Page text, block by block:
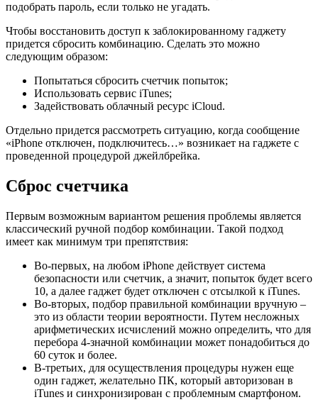
подобрать пароль, если только не угадать.
Чтобы восстановить доступ к заблокированному гаджету
придется сбросить комбинацию. Сделать это можно
следующим образом:
Попытаться сбросить счетчик попыток;
Использовать сервис iTunes;
Задействовать облачный ресурс iCloud.
Отдельно придется рассмотреть ситуацию, когда сообщение
«iPhone отключен, подключитесь…» возникает на гаджете с
проведенной процедурой джейлбрейка.
Сброс счетчика
Первым возможным вариантом решения проблемы является
классический ручной подбор комбинации. Такой подход
имеет как минимум три препятствия:
Во-первых, на любом iPhone действует система
безопасности или счетчик, а значит, попыток будет всего
10, а далее гаджет будет отключен с отсылкой к iTunes.
Во-вторых, подбор правильной комбинации вручную –
это из области теории вероятности. Путем несложных
арифметических исчислений можно определить, что для
перебора 4-значной комбинации может понадобиться до
60 суток и более.
В-третьих, для осуществления процедуры нужен еще
один гаджет, желательно ПК, который авторизован в
iTunes и синхронизирован с проблемным смартфоном.